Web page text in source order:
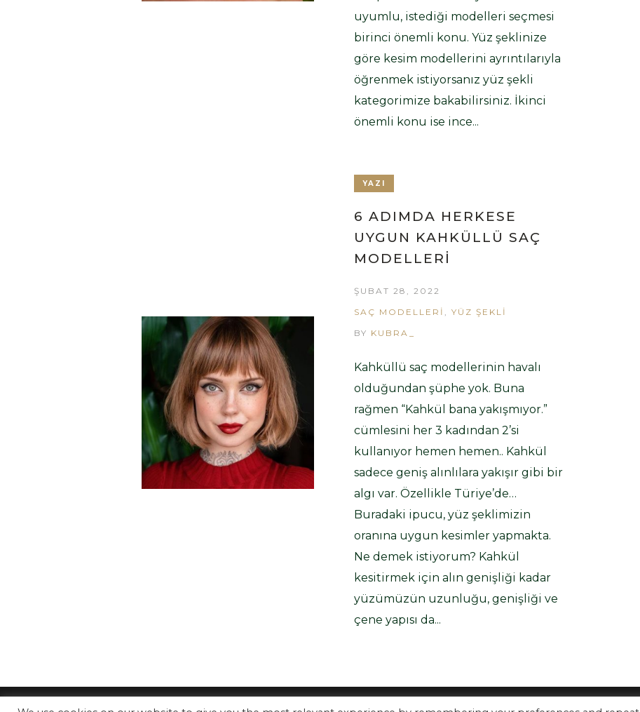
uyumlu, istediği modelleri seçmesi
birinci önemli konu. Yüz şeklinize
göre kesim modellerini ayrıntılarıyla
öğrenmek istiyorsanız yüz şekli
kategorimize bakabilirsiniz. İkinci
önemli konu ise ince...
YAZI
6 ADIMDA HERKESE
UYGUN KAHKÜLLÜ SAÇ
MODELLERI
ŞUBAT 28, 2022
SAÇ MODELLERI , YÜZ ŞEKLI
BY KUBRA_
Kahküllü saç modellerinin havalı
olduğundan şüphe yok. Buna
rağmen “Kahkül bana yakışmıyor.”
cümlesini her 3 kadından 2’si
kullanıyor hemen hemen.. Kahkül
sadece geniş alınlılara yakışır gibi bir
algı var. Özellikle Türiye’de…
Buradaki ipucu, yüz şeklimizin
oranına uygun kesimler yapmakta.
Ne demek istiyorum? Kahkül
kesitirmek için alın genişliği kadar
yüzümüzün uzunluğu, genişliği ve
çene yapısı da...